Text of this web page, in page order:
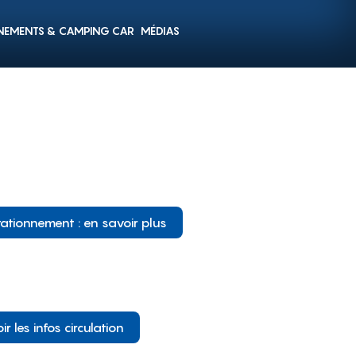
& CAMPING CAR MÉDIAS
: en savoir plus
les infos circulation